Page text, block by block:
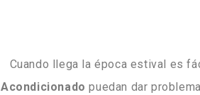
Cuando llega la época estival es
Acondicionado puedan dar